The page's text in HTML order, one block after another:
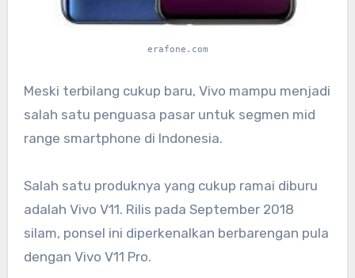
erafone.com
Meski terbilang cukup baru, Vivo mampu menjadi
salah satu penguasa pasar untuk segmen mid
range smartphone di Indonesia.
Salah satu produknya yang cukup ramai diburu
adalah Vivo V11. Rilis pada September 2018
silam, ponsel ini diperkenalkan berbarengan pula
dengan Vivo V11 Pro.